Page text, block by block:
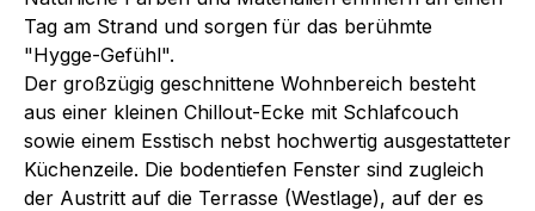
Tag am Strand und sorgen für das berühmte
"Hygge-Gefühl".
Der großzügig geschnittene Wohnbereich besteht
aus einer kleinen Chillout-Ecke mit Schlafcouch
sowie einem Esstisch nebst hochwertig ausgestatteter
Küchenzeile. Die bodentiefen Fenster sind zugleich
der Austritt auf die Terrasse (Westlage), auf der es